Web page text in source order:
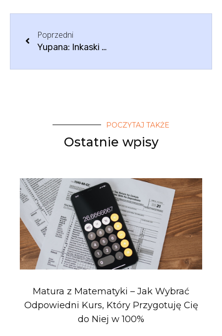
Poprzedni
Yupana: Inkaski Klucz do Wszechświata Liczb
POCZYTAJ TAKŻE
Ostatnie wpisy
Matura z Matematyki – Jak Wybrać
Odpowiedni Kurs, Który Przygotuję Cię
do Niej w 100%